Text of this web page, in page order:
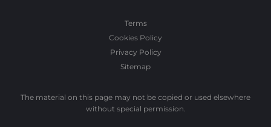
The material on this page may not be copied or used elsewhere
without special permission.
Terms
Cookies Policy
Privacy Policy
Sitemap